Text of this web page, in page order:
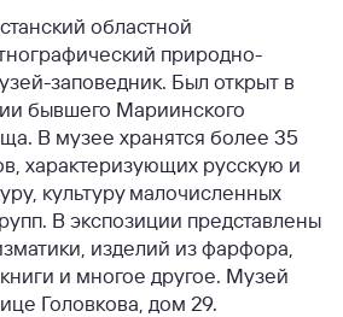
областной
природно-
заповедник. Был открыт в
бывшего Мариинского
В музее хранятся более 35
характеризующих русскую и
культуру малочисленных
В экспозиции представлены
изделий из фарфора,
и многое другое. Музей
Головкова, дом 29.